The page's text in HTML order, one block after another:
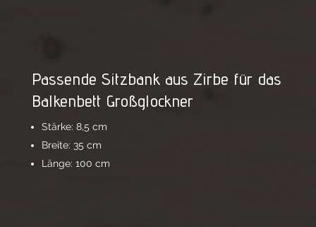
Passende Sitzbank aus Zirbe für das
Balkenbett Großglockner
Stärke: 8,5 cm
Breite: 35 cm
Länge: 100 cm